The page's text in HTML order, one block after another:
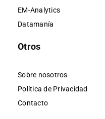
EM-Analytics
Datamanía
Otros
Sobre nosotros
Política de Privacidad
Contacto